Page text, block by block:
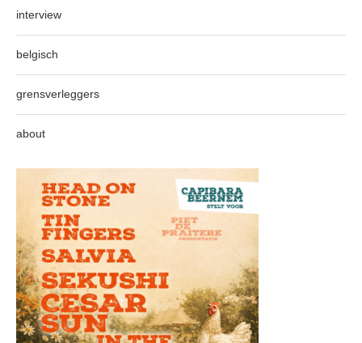
interview
belgisch
grensverleggers
about